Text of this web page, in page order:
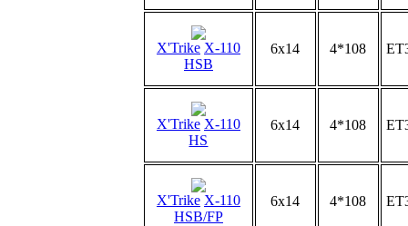
X'Trike X-110
HSB
6x14 4*108
X'Trike X-110
HS
6x14 4*108
X'Trike X-110
HSB/FP
6x14 4*108